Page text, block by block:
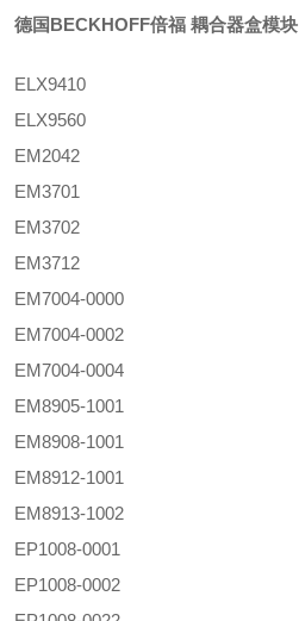
德国BECKHOFF倍福 耦合器盒模块
ELX9410
ELX9560
EM2042
EM3701
EM3702
EM3712
EM7004-0000
EM7004-0002
EM7004-0004
EM8905-1001
EM8908-1001
EM8912-1001
EM8913-1002
EP1008-0001
EP1008-0002